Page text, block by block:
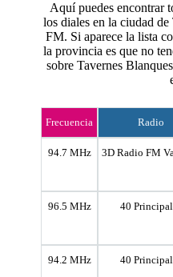
Aquí puedes encontrar
los diales en la ciudad
FM. Si aparece la lista
la provincia es que no
sobre Tavernes
Frecuencia Radio
94.7 MHz 3D Radio FM
96.5 MHz 40
94.2 MHz 40